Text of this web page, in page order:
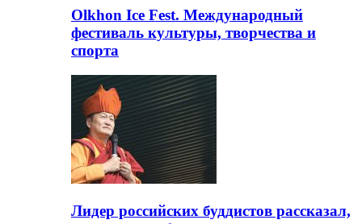
Olkhon Ice Fest. Международный
фестиваль культуры, творчества и
спорта
Лидер российских буддистов рассказал,